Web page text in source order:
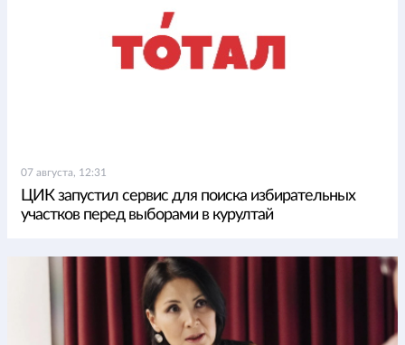
07 августа, 12:31
ЦИК запустил сервис для поиска избирательных
участков перед выборами в курултай